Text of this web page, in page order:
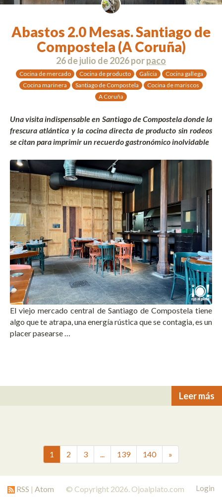
Abastos 2.0 Mesas. Santiago de
Compostela (A Coruña)
26 de julio de 2026porpaco
Cocina de mercado Cocina de producto Galicia
Cocina gallega
Cocina marinera
Santiago de Compostela
Cocina de mariscos
A Coruña
Una visita indispensable en Santiago de Compostela donde la
frescura atlántica y la cocina directa de producto sin rodeos
se citan para imprimir un recuerdo gastronómico inolvidable
El viejo mercado central de Santiago de Compostela tiene
algo que te atrapa, una energía rústica que se contagia, es un
placer pasearse …
Leer más
1 2 3 139 140 »
RSS | Atom © Copyright 2026. Ojoalplato.com Login